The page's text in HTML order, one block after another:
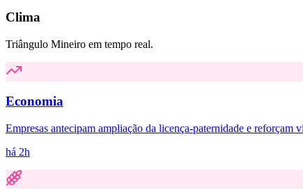
Clima
Triângulo Mineiro em tempo real.
Economia
Empresas antecipam ampliação da licença-paternidade e reforçam
há 2h